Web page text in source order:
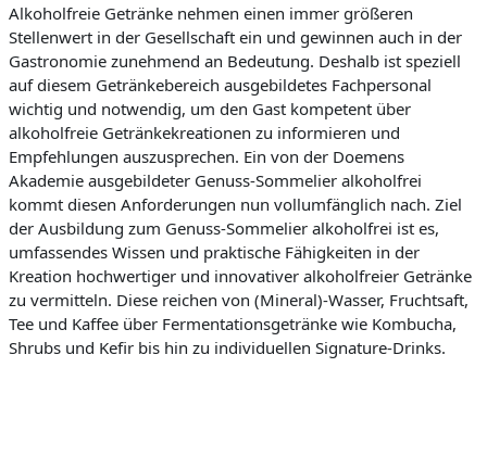
Alkoholfreie Getränke nehmen einen immer größeren
Stellenwert in der Gesellschaft ein und gewinnen auch in der
Gastronomie zunehmend an Bedeutung. Deshalb ist speziell
auf diesem Getränkebereich ausgebildetes Fachpersonal
wichtig und notwendig, um den Gast kompetent über
alkoholfreie Getränkekreationen zu informieren und
Empfehlungen auszusprechen. Ein von der Doemens
Akademie ausgebildeter Genuss-Sommelier alkoholfrei
kommt diesen Anforderungen nun vollumfänglich nach. Ziel
der Ausbildung zum Genuss-Sommelier alkoholfrei ist es,
umfassendes Wissen und praktische Fähigkeiten in der
Kreation hochwertiger und innovativer alkoholfreier Getränke
zu vermitteln. Diese reichen von (Mineral)-Wasser, Fruchtsaft,
Tee und Kaffee über Fermentationsgetränke wie Kombucha,
Shrubs und Kefir bis hin zu individuellen Signature-Drinks.